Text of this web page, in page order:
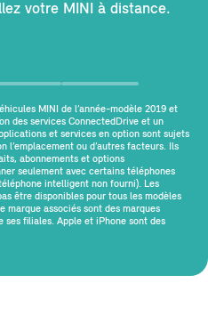
votre MINI à distance.
MINI de l’année-modèle 2019 et
des services ConnectedDrive et un
et services en option sont sujets
l’emplacement ou d’autres facteurs. Ils
abonnements et options
seulement avec certains téléphones
intelligent non fourni). Les
être disponibles pour tous les modèles
marque associés sont des marques
ses filiales. Apple et iPhone sont des